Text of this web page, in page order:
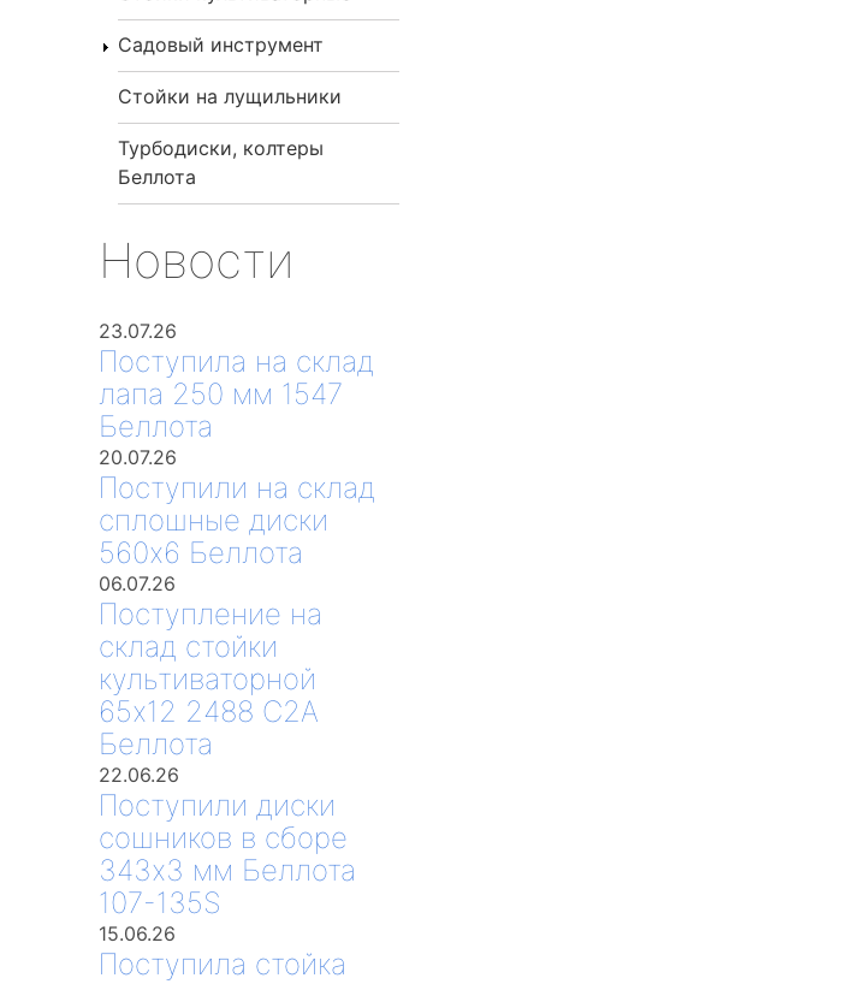
Садовый инструмент
Стойки на лущильники
Турбодиски, колтеры
Беллота
Новости
23.07.26
Поступила на склад
лапа 250 мм 1547
Беллота
20.07.26
Поступили на склад
сплошные диски
560х6 Беллота
06.07.26
Поступление на
склад стойки
культиваторной
65х12 2488 С2А
Беллота
22.06.26
Поступили диски
сошников в сборе
343х3 мм Беллота
107-135S
15.06.26
Поступила стойка